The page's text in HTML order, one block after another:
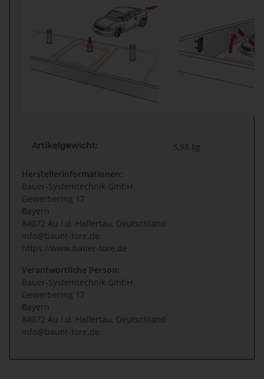
Artikelgewicht: 5,98 kg
Herstellerinformationen:
Bauer-Systemtechnik GmbH
Gewerbering 17
Bayern
84072 Au i.d. Hallertau, Deutschland
info@bauer-tore.de
https://www.bauer-tore.de
Verantwortliche Person:
Bauer-Systemtechnik GmbH
Gewerbering 17
Bayern
84072 Au i.d. Hallertau, Deutschland
info@bauer-tore.de